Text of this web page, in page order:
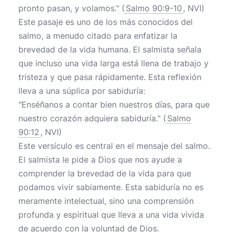
pronto pasan, y volamos." ( Salmo 90:9-10 , NVI)
Este pasaje es uno de los más conocidos del
salmo, a menudo citado para enfatizar la
brevedad de la vida humana. El salmista señala
que incluso una vida larga está llena de trabajo y
tristeza y que pasa rápidamente. Esta reflexión
lleva a una súplica por sabiduría:
"Enséñanos a contar bien nuestros días, para que
nuestro corazón adquiera sabiduría." ( Salmo
90:12 , NVI)
Este versículo es central en el mensaje del salmo.
El salmista le pide a Dios que nos ayude a
comprender la brevedad de la vida para que
podamos vivir sabiamente. Esta sabiduría no es
meramente intelectual, sino una comprensión
profunda y espiritual que lleva a una vida vivida
de acuerdo con la voluntad de Dios.